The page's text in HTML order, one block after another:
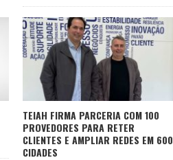
TEIAH FIRMA PARCERIA COM 100
PROVEDORES PARA RETER
CLIENTES E AMPLIAR REDES EM 600
CIDADES